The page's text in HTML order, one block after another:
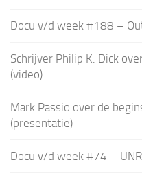
Docu v/d week #188 –
Schrijver Philip K. Dick
(video)
Mark Passio over de
(presentatie)
Docu v/d week #74 –